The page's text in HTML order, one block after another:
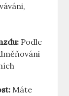
Podle
Máte